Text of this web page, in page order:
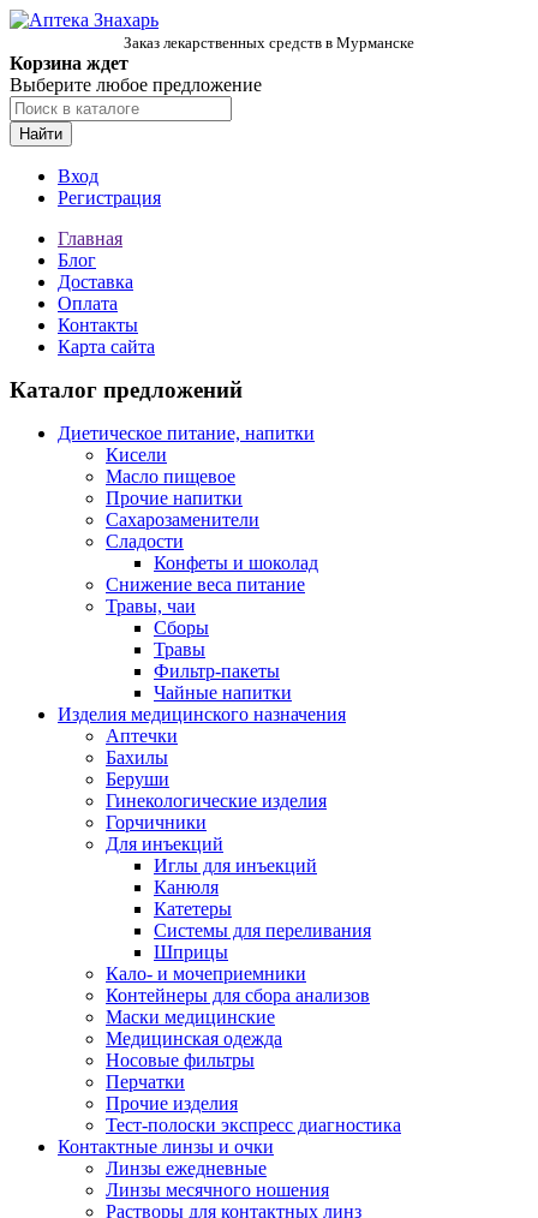
Заказ лекарственных средств в Мурманске
Корзина ждет
Выберите любое предложение
Найти
Вход
Регистрация
Главная
Блог
Доставка
Оплата
Контакты
Карта сайта
Каталог предложений
Диетическое питание, напитки
Кисели
Масло пищевое
Прочие напитки
Сахарозаменители
Сладости
Конфеты и шоколад
Снижение веса питание
Травы, чаи
Сборы
Травы
Фильтр-пакеты
Чайные напитки
Изделия медицинского назначения
Аптечки
Бахилы
Беруши
Гинекологические изделия
Горчичники
Для инъекций
Иглы для инъекций
Канюля
Катетеры
Системы для переливания
Шприцы
Кало- и мочеприемники
Контейнеры для сбора анализов
Маски медицинские
Медицинская одежда
Носовые фильтры
Перчатки
Прочие изделия
Тест-полоски экспресс диагностика
Контактные линзы и очки
Линзы ежедневные
Линзы месячного ношения
Растворы для контактных линз